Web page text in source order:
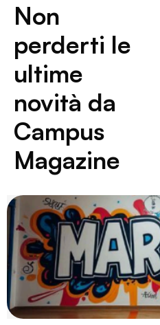
Non
perderti le
ultime
novità da
Campus
Magazine